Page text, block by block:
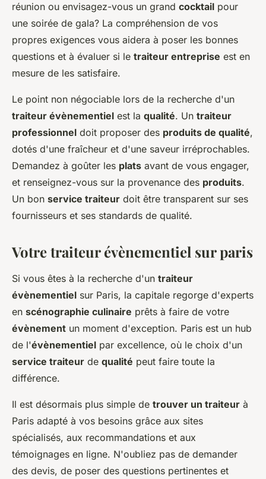
réunion ou envisagez-vous un grand cocktail pour
une soirée de gala? La compréhension de vos
propres exigences vous aidera à poser les bonnes
questions et à évaluer si le traiteur entreprise est en
mesure de les satisfaire.
Le point non négociable lors de la recherche d'un
traiteur évènementiel est la qualité. Un traiteur
professionnel doit proposer des produits de qualité,
dotés d'une fraîcheur et d'une saveur irréprochables.
Demandez à goûter les plats avant de vous engager,
et renseignez-vous sur la provenance des produits.
Un bon service traiteur doit être transparent sur ses
fournisseurs et ses standards de qualité.
Votre traiteur évènementiel sur paris
Si vous êtes à la recherche d'un traiteur
évènementiel sur Paris, la capitale regorge d'experts
en scénographie culinaire prêts à faire de votre
évènement un moment d'exception. Paris est un hub
de l'évènementiel par excellence, où le choix d'un
service traiteur de qualité peut faire toute la
différence.
Il est désormais plus simple de trouver un traiteur à
Paris adapté à vos besoins grâce aux sites
spécialisés, aux recommandations et aux
témoignages en ligne. N'oubliez pas de demander
des devis, de poser des questions pertinentes et